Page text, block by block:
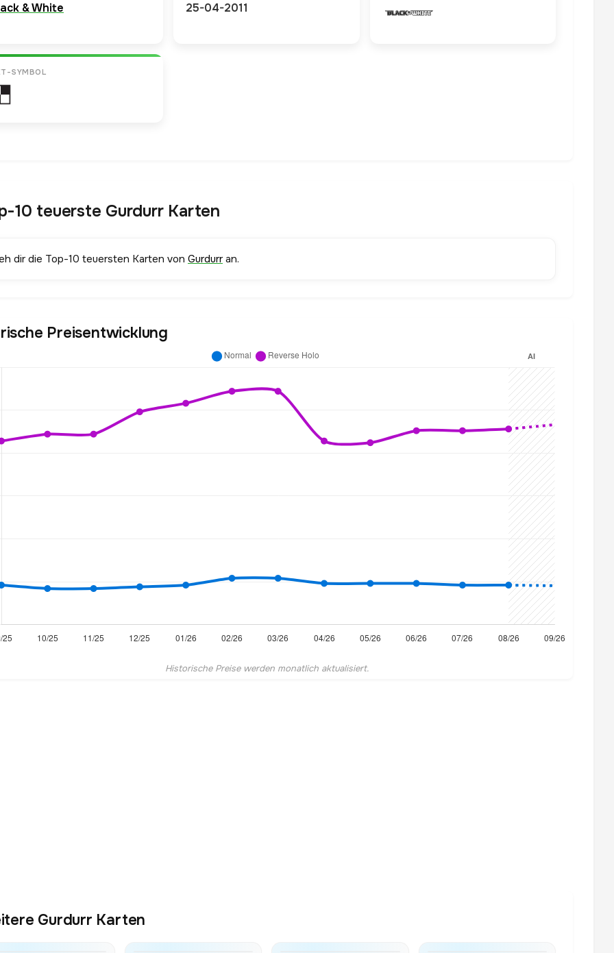
& White 25-04-2011
SYMBOL
10 teuerste Gurdurr Karten
dir die Top-10 teuersten Karten von Gurdurran.
Preisentwicklung
Historische Preise werden monatlich aktualisiert.
Gurdurr Karten